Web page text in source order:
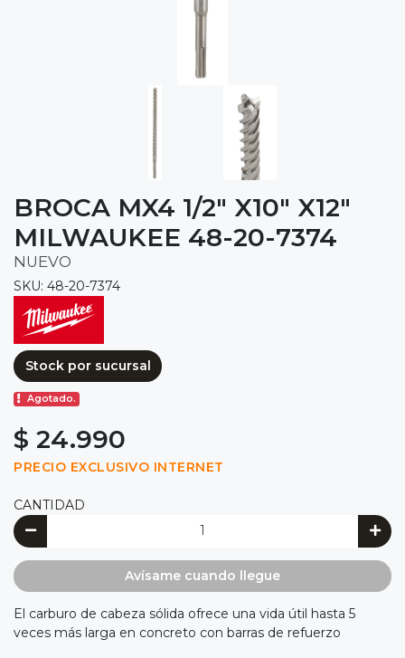
BROCA MX4 1/2" X10" X12"
MILWAUKEE 48-20-7374
NUEVO
SKU: 48-20-7374
Stock por sucursal
Agotado.
$ 24.990
PRECIO EXCLUSIVO INTERNET
CANTIDAD
Avísame cuando llegue
El carburo de cabeza sólida ofrece una vida útil hasta 5
veces más larga en concreto con barras de refuerzo